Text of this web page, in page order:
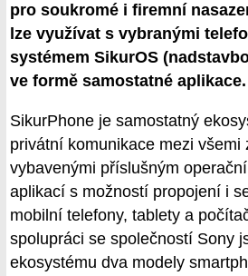
pro soukromé i firemní
lze využívat s vybranými
systémem SikurOS
ve formě samostatné aplikace.
SikurPhone je samostatný
privátní komunikace mezi všemi
vybavenými příslušným
aplikací s možností propojení i
mobilní telefony, tablety a
spolupráci se společností Sony
ekosystému dva modely